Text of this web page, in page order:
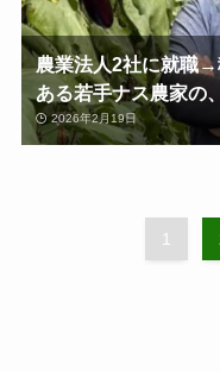
農業法人2社に就職→
ある若手ナス農家の
2026年2月19日
1